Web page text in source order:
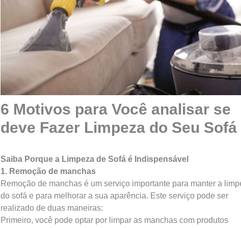
6 Motivos para Você analisar se
deve Fazer Limpeza do Seu Sofá
Saiba Porque a Limpeza de Sofá é Indispensável
1. Remoção de manchas
Remoção de manchas é um serviço importante para manter a
do sofá e para melhorar a sua aparência. Este serviço pode ser
realizado de duas maneiras:
Primeiro, você pode optar por limpar as manchas com produtos